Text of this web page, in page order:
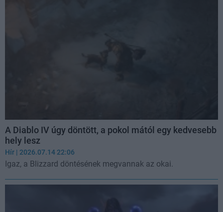
A Diablo IV úgy döntött, a pokol mától egy kedvesebb
hely lesz
Hír | 2026.07.14 22:06
Igaz, a Blizzard döntésének megvannak az okai.